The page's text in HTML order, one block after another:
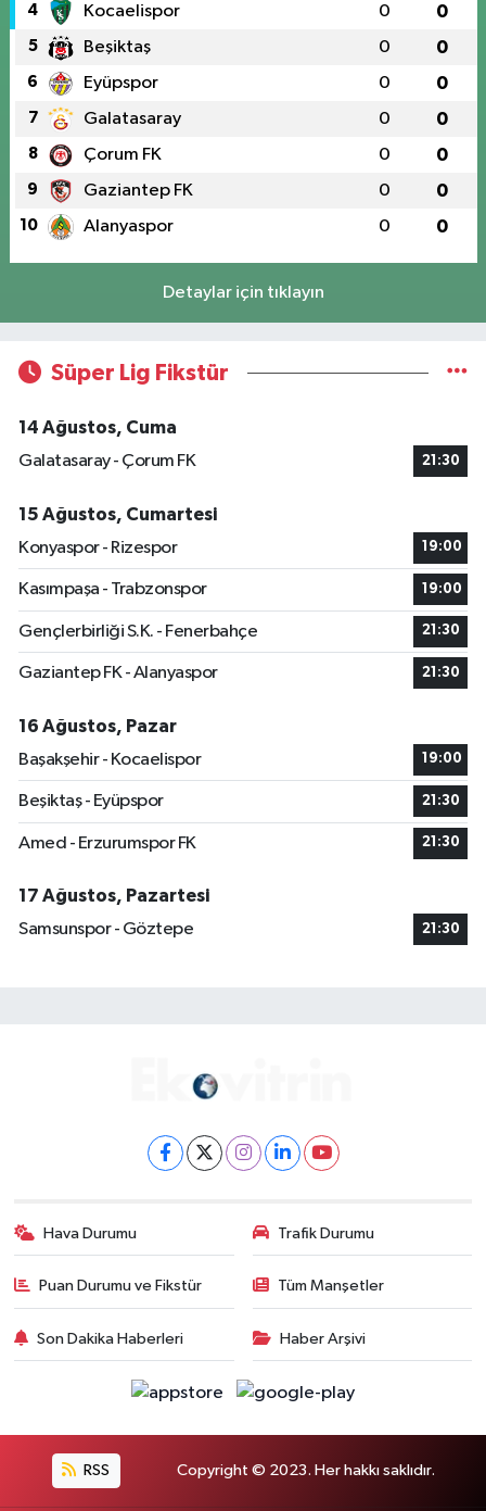
4 Kocaelispor 0 0
5 Beşiktaş 0 0
6 Eyüpspor 0 0
7 Galatasaray 0 0
8 Çorum FK 0 0
9 Gaziantep FK 0 0
10 Alanyaspor 0 0
Detaylar için tıklayın
Süper Lig Fikstür
14 Ağustos, Cuma
Galatasaray - Çorum FK
21:30
15 Ağustos, Cumartesi
Konyaspor - Rizespor
19:00
Kasımpaşa - Trabzonspor 19:00
Gençlerbirliği S.K. - Fenerbahçe 21:30
Gaziantep FK - Alanyaspor 21:30
16 Ağustos, Pazar
Başakşehir - Kocaelispor
19:00
Beşiktaş - Eyüpspor 21:30
Amed - Erzurumspor FK 21:30
17 Ağustos, Pazartesi
Samsunspor - Göztepe
21:30
Hava Durumu Trafik Durumu
Puan Durumu ve Fikstür Tüm Manşetler
Son Dakika Haberleri Haber Arşivi
RSS Copyright © 2023. Her hakkı saklıdır.